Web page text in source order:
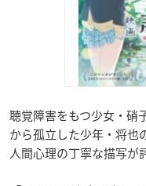
聴覚障害をもつ少女・硝
から孤立した少年・将也
人間心理の丁寧な描写が